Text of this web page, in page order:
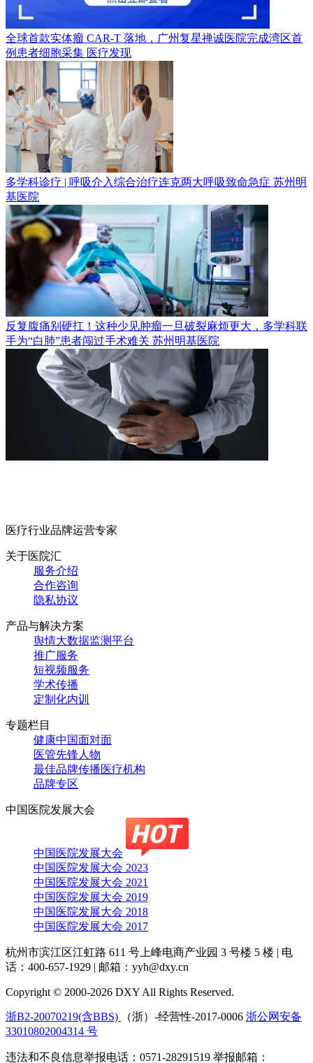
全球首款实体瘤 CAR-T 落地，广州复星禅诚医院完成湾区首
例患者细胞采集 医疗发现
多学科诊疗 | 呼吸介入综合治疗连克两大呼吸致命急症 苏州明
基医院
反复腹痛别硬扛！这种少见肿瘤一旦破裂麻烦更大，多学科联
手为“白肺”患者闯过手术难关 苏州明基医院
医疗行业品牌运营专家
关于医院汇
服务介绍
合作咨询
隐私协议
产品与解决方案
舆情大数据监测平台
推广服务
短视频服务
学术传播
定制化内训
专题栏目
健康中国面对面
医管先锋人物
最佳品牌传播医疗机构
品牌专区
中国医院发展大会
中国医院发展大会
中国医院发展大会 2023
中国医院发展大会 2021
中国医院发展大会 2019
中国医院发展大会 2018
中国医院发展大会 2017
杭州市滨江区江虹路 611 号上峰电商产业园 3 号楼 5 楼 | 电
话：400-657-1929 | 邮箱：yyh@dxy.cn
Copyright © 2000-2026 DXY All Rights Reserved.
浙B2-20070219(含BBS) （浙）-经营性-2017-0006 浙公网安备
33010802004314 号
违法和不良信息举报电话：0571-28291519 举报邮箱：